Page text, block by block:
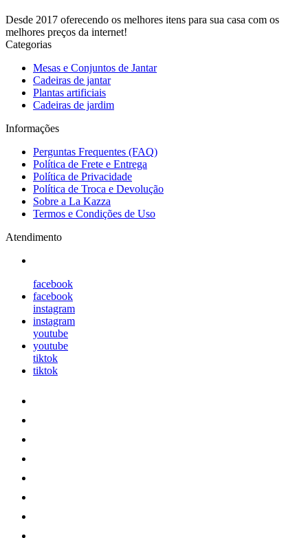
Desde 2017 oferecendo os melhores itens para sua casa com os
melhores preços da internet!
Categorias
Mesas e Conjuntos de Jantar
Cadeiras de jantar
Plantas artificiais
Cadeiras de jardim
Informações
Perguntas Frequentes (FAQ)
Política de Frete e Entrega
Política de Privacidade
Política de Troca e Devolução
Sobre a La Kazza
Termos e Condições de Uso
Atendimento
facebook
facebook
instagram
instagram
youtube
youtube
tiktok
tiktok